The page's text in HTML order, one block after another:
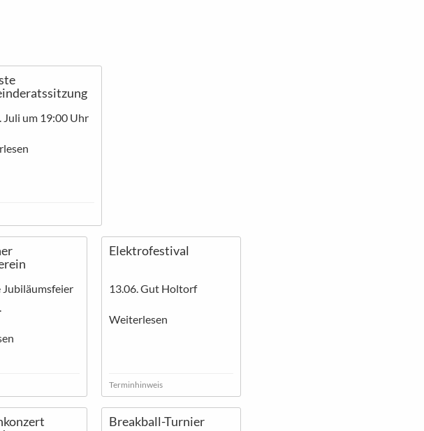
Juli um 19:00 Uhr
Elektrofestival
13.06. Gut Holtorf
Weiterlesen
Terminhinweis
Breakball-Turnier